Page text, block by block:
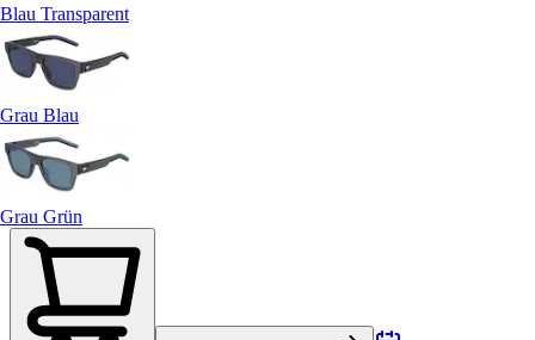
Blau Transparent
Grau Blau
Grau Grün